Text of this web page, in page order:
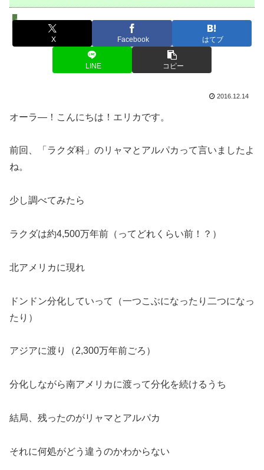
エリカの中南米いまむかし
X Facebook はてブ
LINE コピー
2016.12.14
オーラ―！こんにちは！エリカです。
前回、「ラクダ科」のリャマとアルパカって言いましたよ
ね。
少し調べてみたら
ラクダは約4,500万年前（ってどれくらい前！？）
北アメリカに現れ
ドンドン分化していって（一つこぶになったり二つになっ
たり）
アジアに渡り（2,300万年前ごろ）
分化しながら南アメリカに渡って分化を続けるうち
結局、残ったのがリャマとアルパカ
それに何処がどう違うのかわからない